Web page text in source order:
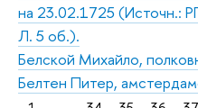
на 23.02.1725 (Источн.:
Л. 5 об.).
Белской Михайло,
Белтен Питер,